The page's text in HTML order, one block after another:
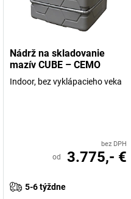
Nádrž na skladovanie
mazív CUBE – CEMO
Indoor, bez vyklápacieho veka
bez DPH
od 3.775,- €
5-6 týždne